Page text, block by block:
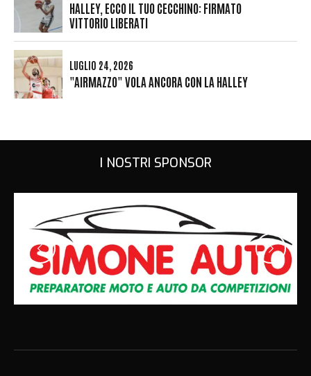
HALLEY, ECCO IL TUO CECCHINO: FIRMATO
VITTORIO LIBERATI
LUGLIO 24, 2026
"AIRMAZZO" VOLA ANCORA CON LA HALLEY
I NOSTRI SPONSOR